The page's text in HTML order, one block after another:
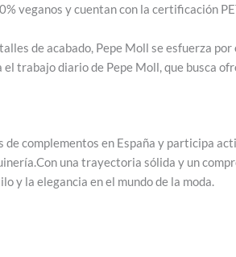
veganos y cuentan con la certificación
de acabado, Pepe Moll se esfuerza
trabajo diario de Pepe Moll, que busca
complementos en España y participa
una trayectoria sólida y un
y la elegancia en el mundo de la moda.